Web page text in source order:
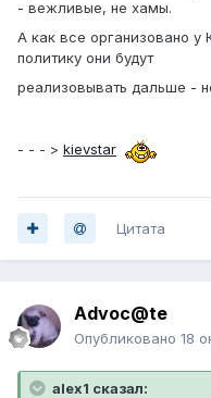
- вежливые, не хамы.
А как все организовано у
политику они будут
реализовывать дальше -
- - - > kievstar
Цитата
Advoc@te
Опубликовано 18
alex1 сказал: